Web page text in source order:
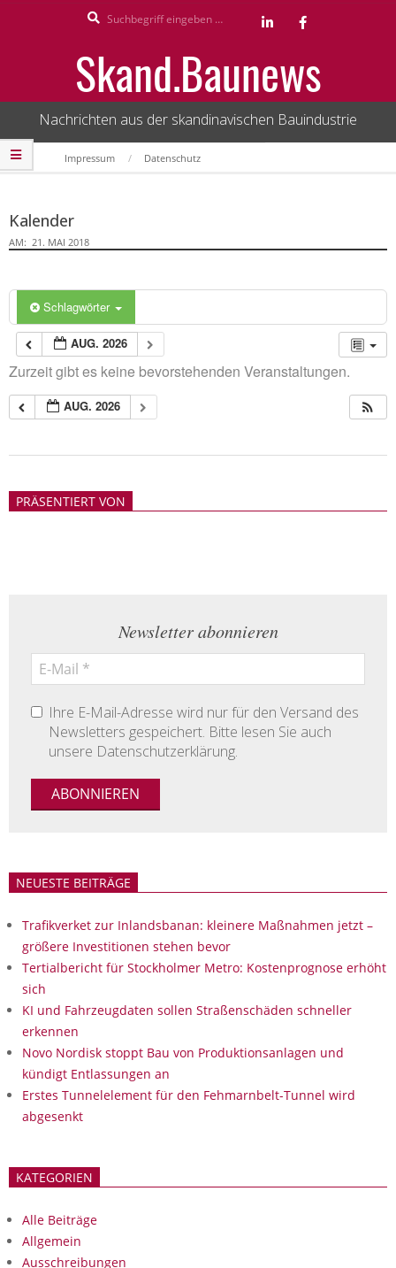
Skand.Baunews
Nachrichten aus der skandinavischen Bauindustrie
Secondary
Navigation
Impressum Datenschutz
Kalender
AM: 21. MAI 2018
Schlagwörter
AUG. 2026
Zurzeit gibt es keine bevorstehenden Veranstaltungen.
AUG. 2026
21PRÄSENTIERT VON
Newsletter abonnieren
Ihre E-Mail-Adresse wird nur für den Versand des
Newsletters gespeichert. Bitte lesen Sie auch
unsere Datenschutzerklärung.
NEUESTE BEITRÄGE
Trafikverket zur Inlandsbanan: kleinere Maßnahmen jetzt –
größere Investitionen stehen bevor
Tertialbericht für Stockholmer Metro: Kostenprognose erhöht
sich
KI und Fahrzeugdaten sollen Straßenschäden schneller
erkennen
Novo Nordisk stoppt Bau von Produktionsanlagen und
kündigt Entlassungen an
Erstes Tunnelelement für den Fehmarnbelt-Tunnel wird
abgesenkt
KATEGORIEN
Alle Beiträge
Allgemein
Ausschreibungen